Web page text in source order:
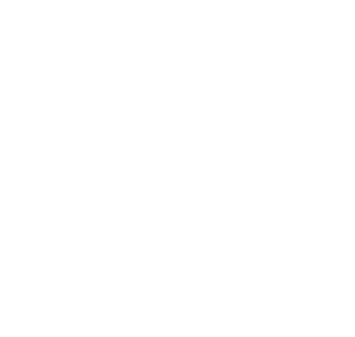
szervezetnek energiára van
szorul plusz tápanyagra.
jelenti, hogy valaki a szokásosnál
valódi tápanyagigénye. Bár
menstruációs ciklus idején), de
mennyiségű étel